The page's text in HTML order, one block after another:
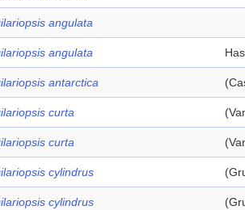
angulata
angulata
antarctica
curta
curta
cylindrus
cylindrus